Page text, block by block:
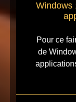
Windows
Pour ce
de